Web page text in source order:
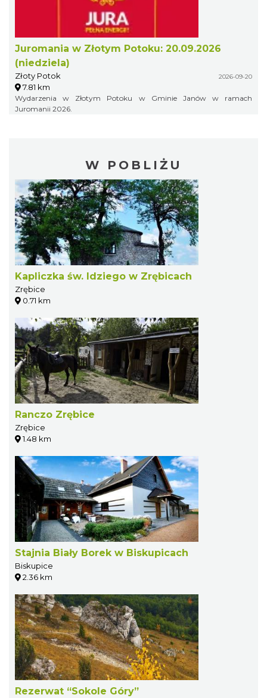
Juromania w Złotym Potoku: 20.09.2026
(niedziela)
Złoty Potok 2026-09-20
7.81 km
Wydarzenia w Złotym Potoku w Gminie Janów w ramach
Juromanii 2026.
W POBLIŻU
Kapliczka św. Idziego w Zrębicach
Zrębice
0.71 km
Ranczo Zrębice
Zrębice
1.48 km
Stajnia Biały Borek w Biskupicach
Biskupice
2.36 km
Rezerwat “Sokole Góry”